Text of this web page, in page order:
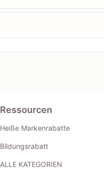
Ressourcen
Heiße Markenrabatte
Bildungsrabatt
ALLE KATEGORIEN